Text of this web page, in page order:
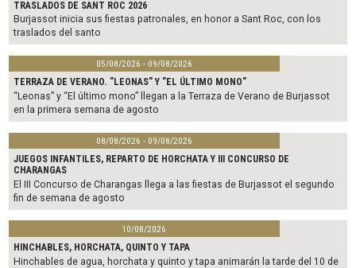
TRASLADOS DE SANT ROC 2026
Burjassot inicia sus fiestas patronales, en honor a Sant Roc, con los
traslados del santo
05/08/2026 - 09/08/2026
TERRAZA DE VERANO. "LEONAS" Y "EL ÚLTIMO MONO"
“Leonas” y “El último mono” llegan a la Terraza de Verano de Burjassot
en la primera semana de agosto
08/08/2026 - 09/08/2026
JUEGOS INFANTILES, REPARTO DE HORCHATA Y III CONCURSO DE
CHARANGAS
El III Concurso de Charangas llega a las fiestas de Burjassot el segundo
fin de semana de agosto
10/08/2026
HINCHABLES, HORCHATA, QUINTO Y TAPA
Hinchables de agua, horchata y quinto y tapa animarán la tarde del 10 de